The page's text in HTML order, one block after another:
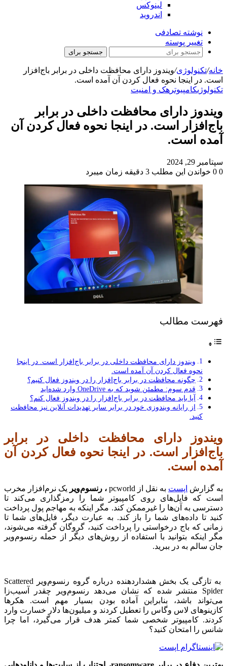
لینوکس
اندروید
نوشته تصادفی
تغییر پوسته
جستجو برای
خانه/تکنولوژی/ویندوز دارای محافظت داخلی در برابر باج‌افزار
است. در اینجا نحوه فعال کردن آن آمده است.
تکنولوژیکامپیوتر هک و امنیت
ویندوز دارای محافظت داخلی در برابر
باج‌افزار است. در اینجا نحوه فعال کردن آن
آمده است.
سپتامبر 29, 2024
0
خواندن این مطلب 3 دقیقه زمان میبرد
فهرست مطالب
ویندوز دارای محافظت داخلی در برابر باج‌افزار است. در اینجا
نحوه فعال کردن آن آمده است.
چگونه محافظت در برابر باج‌افزار را در ویندوز فعال کنیم؟
قدم سوم: مطمئن شوید که به OneDrive وارد شده‌اید
آیا باید محافظت در برابر باج‌افزار را در ویندوز فعال کنم؟
از رایانه ویندوزی خود در برابر سایر تهدیدات آنلاین نیز محافظت
کنید.
ویندوز دارای محافظت داخلی در برابر
باج‌افزار است. در اینجا نحوه فعال کردن آن
آمده است.
به گزارش اپست به نقل از pcworld ، رنسوم‌ویر یک نرم‌افزار مخرب
است که فایل‌های روی کامپیوتر شما را رمزگذاری می‌کند تا
دسترسی به آن‌ها را غیرممکن کند. مگر اینکه به مهاجم پول پرداخت
کنید تا داده‌های شما را باز کند. به عبارت دیگر، فایل‌های شما تا
زمانی که باج درخواستی را پرداخت کنید، گروگان گرفته می‌شوند،
مگر اینکه بتوانید با استفاده از روش‌های دیگر از حمله رنسوم‌ویر
جان سالم به در ببرید.
به تازگی یک بخش هشداردهنده درباره گروه رنسوم‌ویر Scattered
Spider منتشر شده که نشان می‌دهد رنسوم‌ویر چقدر آسیب‌زا
می‌تواند باشد، بنابراین آماده بودن بسیار مهم است. هکرها
کازینوهای لاس وگاس را تعطیل کردند و میلیون‌ها دلار خسارت وارد
کردند. کامپیوتر شخصی شما کمتر هدف قرار می‌گیرد، اما چرا
شانس را امتحان کنید؟